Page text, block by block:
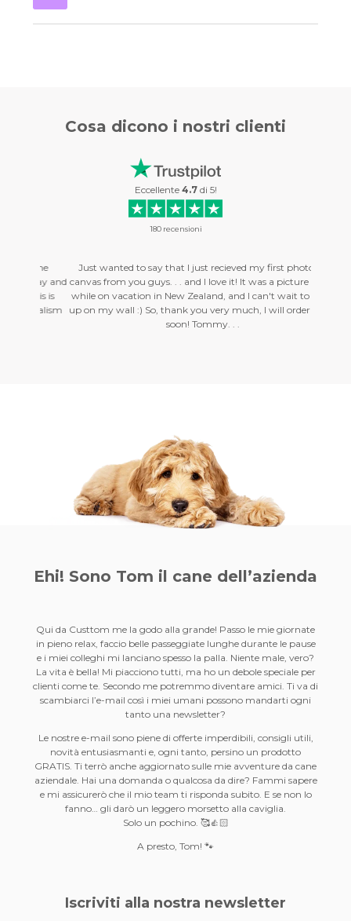
Cosa dicono i nostri clienti
Eccellente 4.7 di 5!
180 recensioni
Just wanted to say that I just recieved my first photo on
canvas from you guys. . . and I love it! It was a picture I took
while on vacation in New Zealand, and I can't wait to get it
up on my wall :) So, thank you very much, I will order more
soon! Tommy. . .
Ehi! Sono Tom il cane dell’azienda
Qui da Custtom me la godo alla grande! Passo le mie giornate
in pieno relax, faccio belle passeggiate lunghe durante le pause
e i miei colleghi mi lanciano spesso la palla. Niente male, vero?
La vita è bella! Mi piacciono tutti, ma ho un debole speciale per
clienti come te. Secondo me potremmo diventare amici. Ti va di
scambiarci l’e-mail così i miei umani possono mandarti ogni
tanto una newsletter?
Le nostre e-mail sono piene di offerte imperdibili, consigli utili,
novità entusiasmanti e, ogni tanto, persino un prodotto
GRATIS. Ti terrò anche aggiornato sulle mie avventure da cane
aziendale. Hai una domanda o qualcosa da dire? Fammi sapere
e mi assicurerò che il mio team ti risponda subito. E se non lo
fanno… gli darò un leggero morsetto alla caviglia.
Solo un pochino. 🥰👍🏻
A presto, Tom! 🐾
Iscriviti alla nostra newsletter